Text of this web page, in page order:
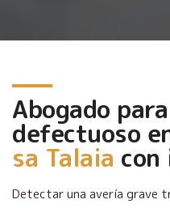
Abogado
defectuoso
sa Talaia
Detectar una avería grave